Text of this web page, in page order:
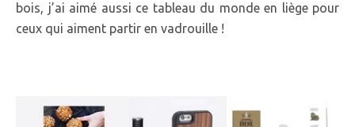
bois, j’ai aimé aussi ce tableau du monde en liège pour
ceux qui aiment partir en vadrouille !